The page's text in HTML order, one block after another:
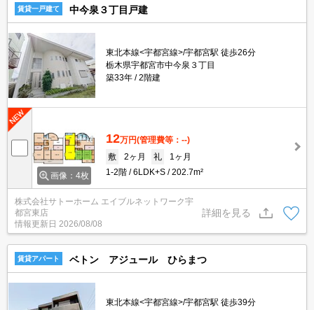
賃貸一戸建て 中今泉３丁目戸建
東北本線<宇都宮線>/宇都宮駅 徒歩26分
栃木県宇都宮市中今泉３丁目
築33年
2階建
画像：4枚
12万円(管理費等：--)
敷
2ヶ月 礼
1ヶ月
1-2階
6LDK+S 202.7m²
株式会社サトーホーム エイブルネットワーク宇
都宮東店
情報更新日 2026/08/08
詳細を見る
賃貸アパート ベトン アジュール ひらまつ
東北本線<宇都宮線>/宇都宮駅 徒歩39分